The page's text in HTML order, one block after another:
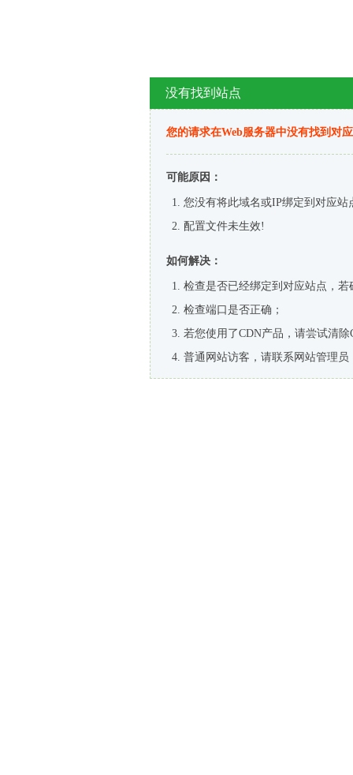
没有找到站点
您的请求在Web服务器中没有找到对
可能原因：
您没有将此域名或IP绑定到对应站
配置文件未生效!
如何解决：
检查是否已经绑定到对应站点，
检查端口是否正确；
若您使用了CDN产品，请尝试清除
普通网站访客，请联系网站管理员